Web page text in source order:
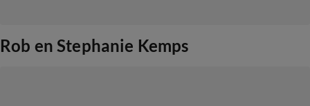
Rob en Stephanie Kemps